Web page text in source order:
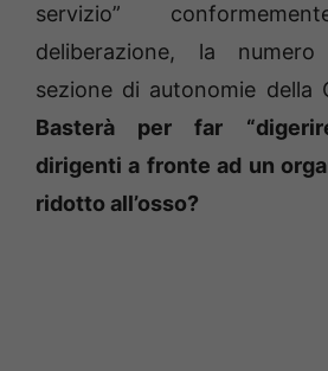
servizio”
deliberazione, la
sezione di autonomie della
Basterà per far
dirigenti a fronte ad un
ridotto all’osso?